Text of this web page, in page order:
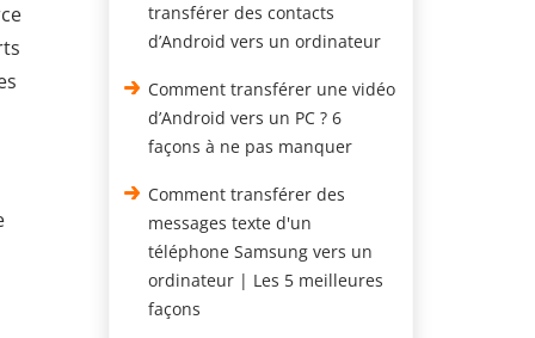
transférer des contacts
d’Android vers un ordinateur
Comment transférer une vidéo
d’Android vers un PC ? 6
façons à ne pas manquer
Comment transférer des
messages texte d'un
téléphone Samsung vers un
ordinateur | Les 5 meilleures
façons